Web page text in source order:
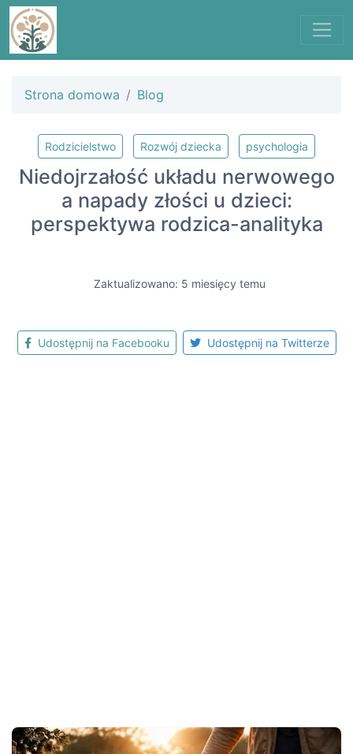
Strona domowa Blog
Rodzicielstwo Rozwój dziecka psychologia
Niedojrzałość układu nerwowego
a napady złości u dzieci:
perspektywa rodzica-analityka
Zaktualizowano: 5 miesięcy temu
Udostępnij na Facebooku Udostępnij na Twitterze